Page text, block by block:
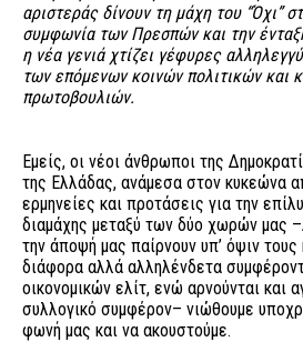
αριστεράς δίνουν τη μάχη του “Όχι”
συμφωνία των Πρεσπών και την
η νέα γενιά χτίζει γέφυρες
των επόμενων κοινών πολιτικών και
πρωτοβουλιών.
Εμείς, οι νέοι άνθρωποι της
της Ελλάδας, ανάμεσα στον κυκεώνα
ερμηνείες και προτάσεις για την
διαμάχης μεταξύ των δύο χωρών μας
την άποψή μας παίρνουν υπ’ όψιν τους
διάφορα αλλά αλληλένδετα
οικονομικών ελίτ, ενώ αρνούνται και
συλλογικό συμφέρον– νιώθουμε
φωνή μας και να ακουστούμε.